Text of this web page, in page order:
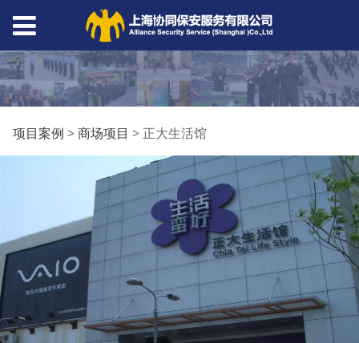
正大生活馆
项目案例 > 商场项目 > 正大生活馆